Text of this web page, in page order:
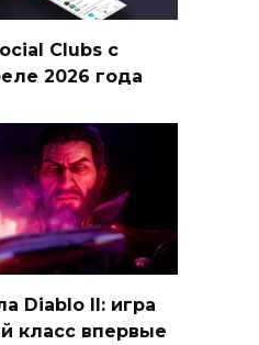
Clubs с
2026 года
Diablo II: игра
класс впервые